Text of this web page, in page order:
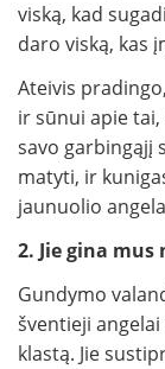
viską, kad
daro viską, kas
Ateivis
ir sūnui apie
savo garbingąjį
matyti, ir
jaunuolio
2. Jie gina
Gundymo
šventieji
klastą. Jie